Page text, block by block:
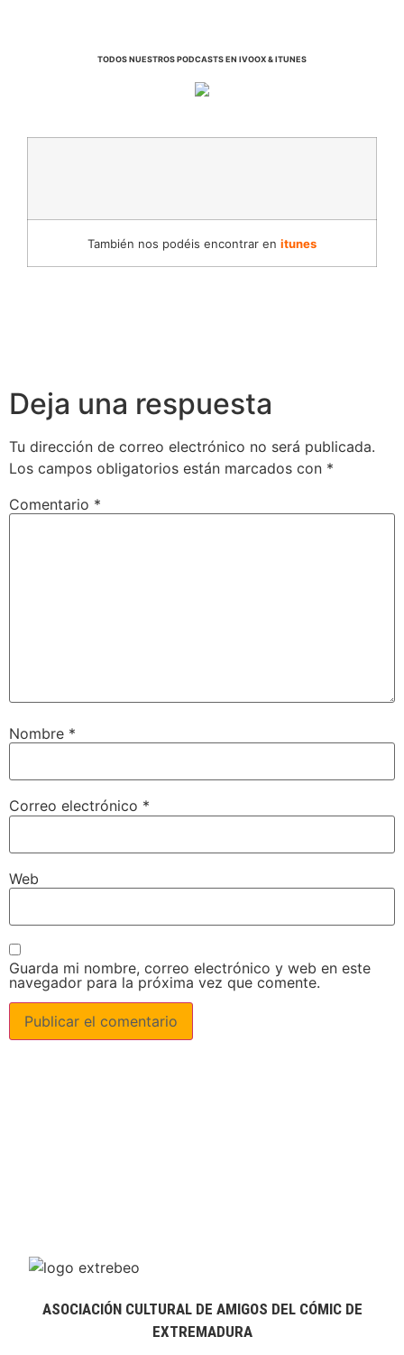
TODOS NUESTROS PODCASTS EN IVOOX & ITUNES
También nos podéis encontrar en itunes
Deja una respuesta
Tu dirección de correo electrónico no será publicada.
Los campos obligatorios están marcados con *
Comentario *
Nombre *
Correo electrónico *
Web
Guarda mi nombre, correo electrónico y web en este
navegador para la próxima vez que comente.
ASOCIACIÓN CULTURAL DE AMIGOS DEL CÓMIC DE
EXTREMADURA